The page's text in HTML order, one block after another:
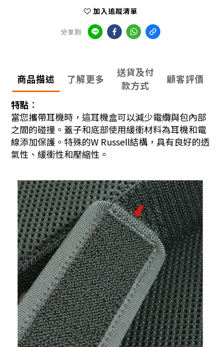
加入追蹤清單
分享到
商品描述 了解更多
送貨及付
款方式
顧客評價
特點︰
當您攜帶耳機時，這耳機盒可以減少電纜與包內部
之間的碰撞。蓋子和底部使用緩衝材料為耳機和電
線添加保護。特殊的W Russell結構，具有良好的透
氣性、緩衝性和壓縮性。